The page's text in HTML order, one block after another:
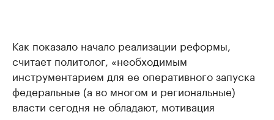
Как показало начало реализации реформы,
считает политолог, «необходимым
инструментарием для ее оперативного запуска
федеральные (а во многом и региональные)
власти сегодня не обладают, мотивация